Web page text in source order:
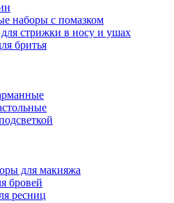
наборы с помазком
стрижки в носу и ушах
бритья
для макияжа
бровей
ресниц